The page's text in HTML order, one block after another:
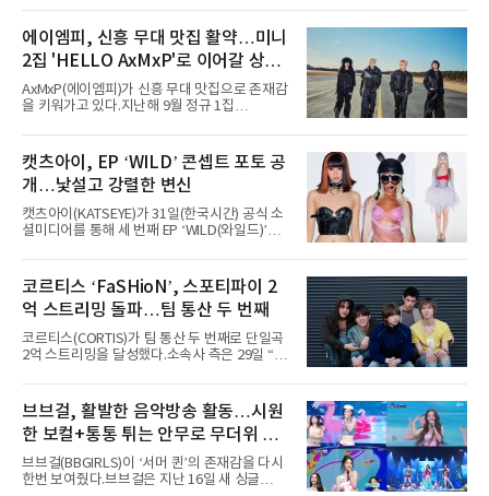
서 열린 ‘롤라팔루자 시카고’(Lollapalooza
Chicago)의 알리안츠 스테이지에 올랐다”며
“총 14곡으로 구성된 세트리스트를 선사, 데뷔 7
년 차다운 노련한 무대 매너와 파워풀한 에너지
로 현장의 분위기를 압도했다”고 밝혔다.1991
년 시작된 ‘롤라팔루자’는 8개 스테이지, 170여
팀의 아티스트와 40만 명 이상의 관객이 운집하
코르티스 등 K팝 스타들이 출연진 명단에 이름
을 올렸다.이날 에스파는
에이엠피, 신흥 무대 맛집 활약…미니
2집 'HELLO AxMxP'로 이어갈 상승
세
AxMxP(에이엠피)가 신흥 무대 맛집으로 존재감
을 키워가고 있다.지난해 9월 정규 1집
AxMxP는 데뷔 전부터 버스킹과 각종 페스티벌,
공연 무대에 오르며 실전 경험을 쌓아왔다.이들
은 소속사 패밀리 콘서트를 비롯해 '뷰티풀 민트
라이프 2025', '2025 부산국제록페스티벌' 등 대
형 무대에 잇달아 출연해 당찬 에너지와 풋풋한
매력으로 음악팬들의 눈도장을 찍었다.이후
AxMxP는 '카운트다운 판타지 2025-2026',
정적인 실력을 입증했고, 올해 '2026 어썸뮤직
페스티벌', '뷰티풀 민트 라이프 2026', '2026
캣츠아이, EP ‘WILD’ 콘셉트 포토 공
개…낯설고 강렬한 변신
캣츠아이(KATSEYE)가 31일(한국시간) 공식 소
셜미디어를 통해 세 번째 EP ‘WILD(와일드)’의
heart(와일드 하트)’라는 제목이 붙은 콘셉트 포
토에는 멤버들의 본능적이고 야성적인 면모가
강렬하게 담겼다. 짙은 아이섀도와 푸른빛·금빛·
붉은빛의 컬러 렌즈가 비현실적인 분위기를 자
아내고, 여러 원색이 불규칙하게 뒤섞인 멀티컬
러 헤어와 과감한 블루·블랙 립 메이크업이 낯설
고도 매혹적인 비주얼을 완성했다.스타일링 역
엣을 거침없이 결합했다. 멤버들은 각기 다른 개
성을 살린 스타일링을 선
코르티스 ‘FaSHioN’, 스포티파이 2
억 스트리밍 돌파…팀 통산 두 번째
코르티스(CORTIS)가 팀 통산 두 번째로 단일곡
2억 스트리밍을 달성했다.소속사 측은 29일 “코
벌 오디오·음원 스트리밍 플랫폼 스포티파이에
서 27일 자로 누적 재생 수 2억 회를 돌파했
다”고 밝혔다.곡이 발표된 지 약 10개월 만이다.
팀의 첫 번째 2억 스트리밍 곡은 동일 음반에 수
록된 ‘GO!’다. 이 노래는 공개 약 9개월 만인 지
난달 26일 자에 2억 고지를 밟았다. 이는 최근 5
년 내 데뷔한 보이그룹의 곡 중 최단기 2억 달성
브브걸, 활발한 음악방송 활동…시원
한 보컬+통통 튀는 안무로 무더위 사
냥
브브걸(BBGIRLS)이 ‘서머 퀸’의 존재감을 다시
한번 보여줬다.브브걸은 지난 16일 새 싱글